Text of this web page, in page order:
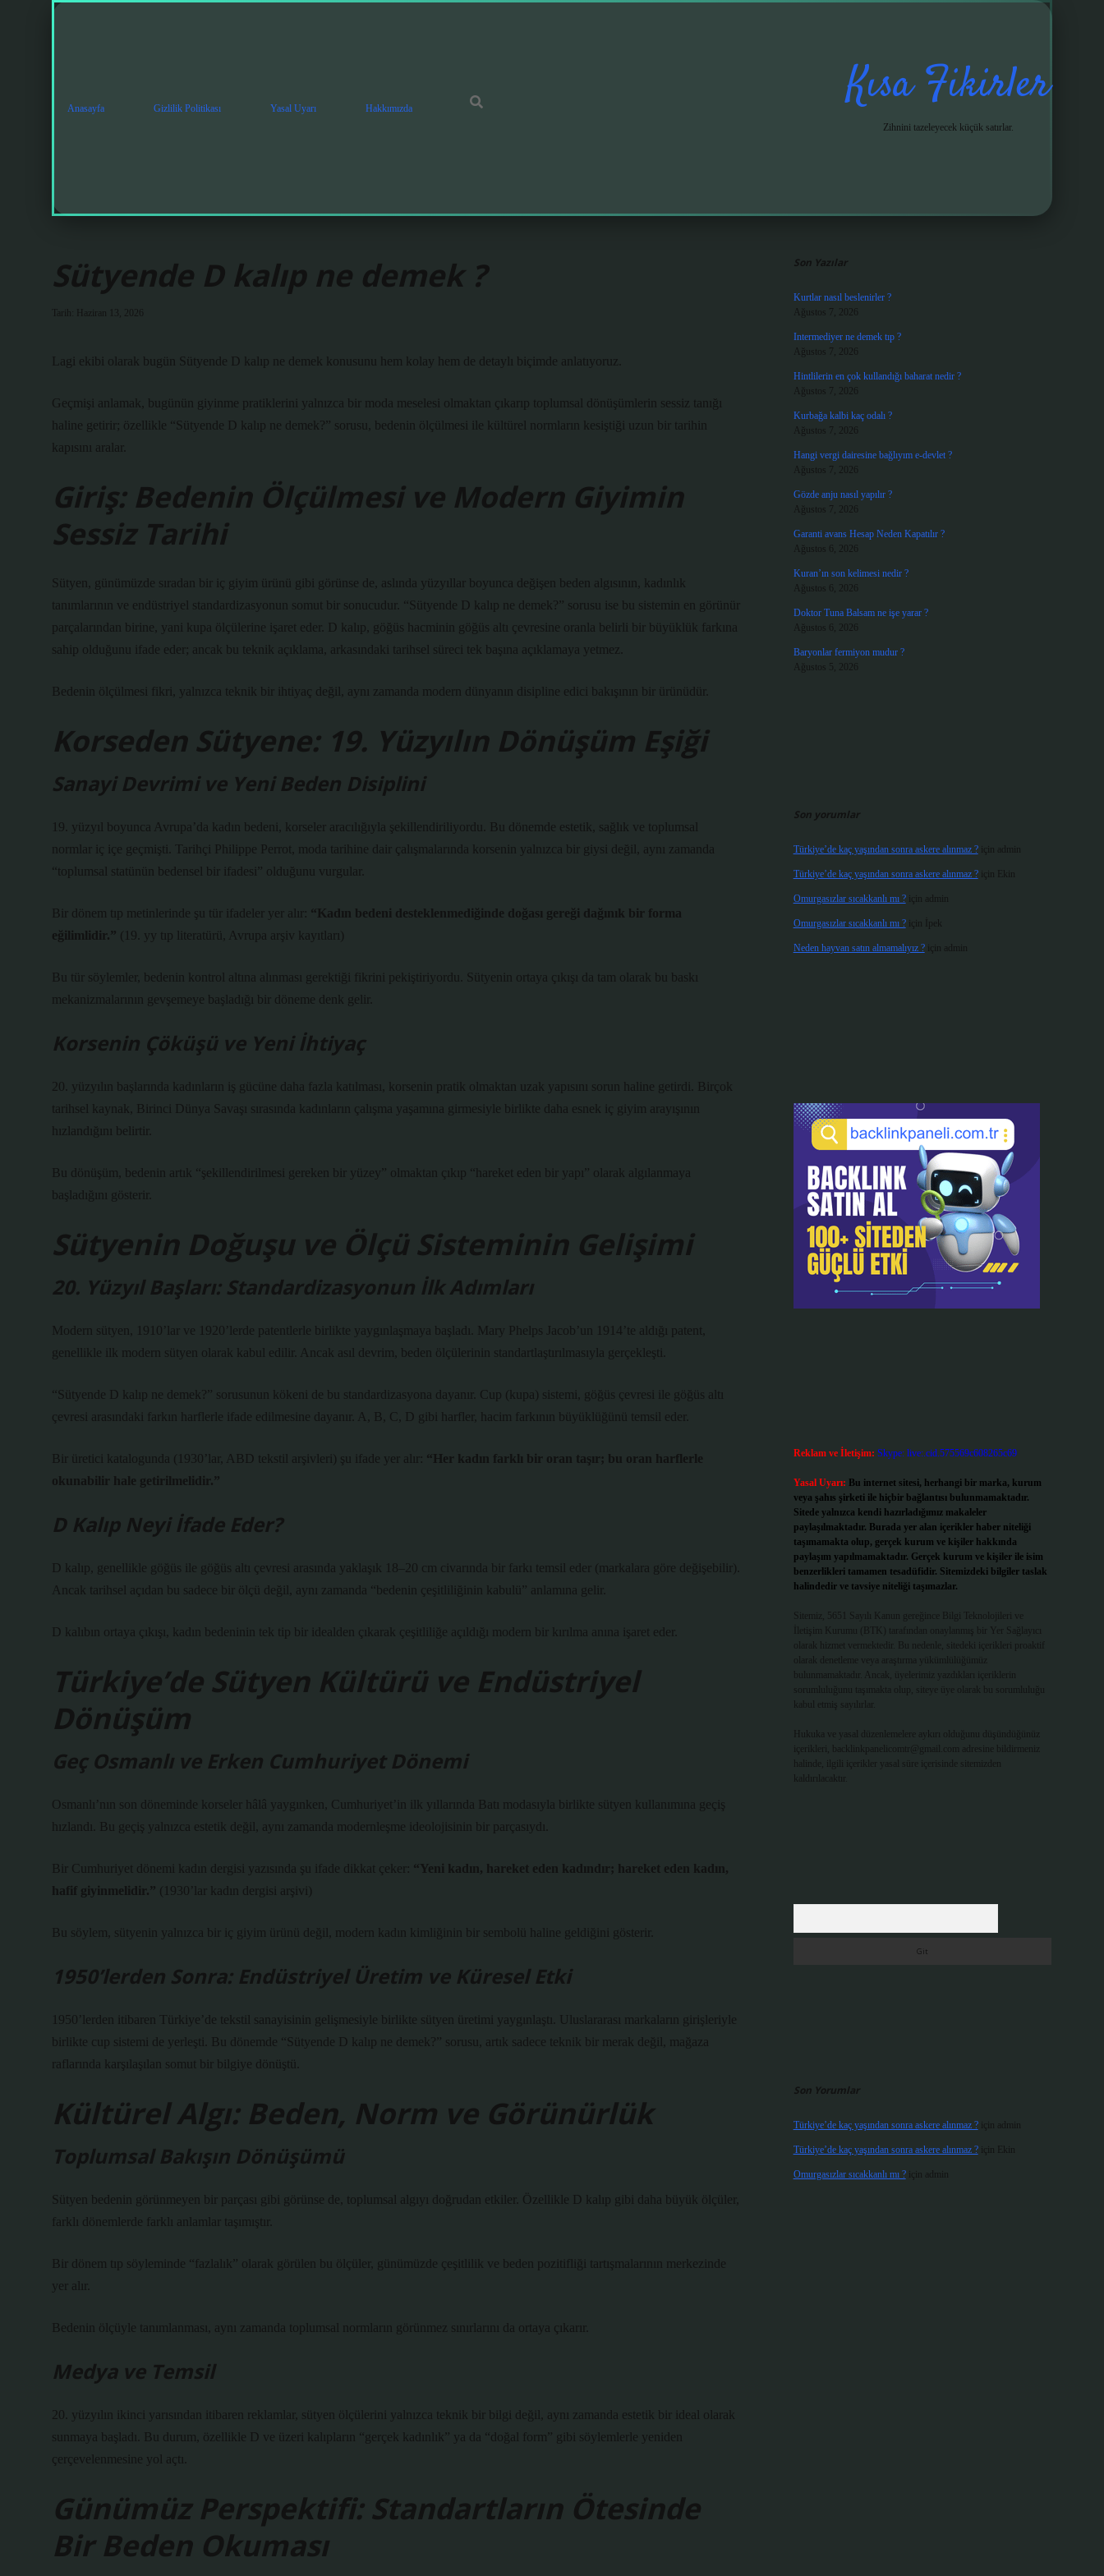
Anasayfa Gizlilik Politikası Yasal Uyarı Hakkımızda Kısa Fikirler
Zihnini tazeleyecek küçük satırlar.
Sütyende D kalıp ne demek ?
Tarih: Haziran 13, 2026
Lagi ekibi olarak bugün Sütyende D kalıp ne demek konusunu hem kolay hem de detaylı biçimde anlatıyoruz.
Geçmişi anlamak, bugünün giyinme pratiklerini yalnızca bir moda meselesi olmaktan çıkarıp toplumsal dönüşümlerin sessiz tanığı
haline getirir; özellikle “Sütyende D kalıp ne demek?” sorusu, bedenin ölçülmesi ile kültürel normların kesiştiği uzun bir tarihin
kapısını aralar.
Giriş: Bedenin Ölçülmesi ve Modern Giyimin
Sessiz Tarihi
Sütyen, günümüzde sıradan bir iç giyim ürünü gibi görünse de, aslında yüzyıllar boyunca değişen beden algısının, kadınlık
tanımlarının ve endüstriyel standardizasyonun somut bir sonucudur. “Sütyende D kalıp ne demek?” sorusu ise bu sistemin en görünür
parçalarından birine, yani kupa ölçülerine işaret eder. D kalıp, göğüs hacminin göğüs altı çevresine oranla belirli bir büyüklük farkına
sahip olduğunu ifade eder; ancak bu teknik açıklama, arkasındaki tarihsel süreci tek başına açıklamaya yetmez.
Bedenin ölçülmesi fikri, yalnızca teknik bir ihtiyaç değil, aynı zamanda modern dünyanın disipline edici bakışının bir ürünüdür.
Korseden Sütyene: 19. Yüzyılın Dönüşüm Eşiği
Sanayi Devrimi ve Yeni Beden Disiplini
19. yüzyıl boyunca Avrupa’da kadın bedeni, korseler aracılığıyla şekillendiriliyordu. Bu dönemde estetik, sağlık ve toplumsal
normlar iç içe geçmişti. Tarihçi Philippe Perrot, moda tarihine dair çalışmalarında korsenin yalnızca bir giysi değil, aynı zamanda
“toplumsal statünün bedensel bir ifadesi” olduğunu vurgular.
Bir dönem tıp metinlerinde şu tür ifadeler yer alır: “Kadın bedeni desteklenmediğinde doğası gereği dağınık bir forma
eğilimlidir.” (19. yy tıp literatürü, Avrupa arşiv kayıtları)
Bu tür söylemler, bedenin kontrol altına alınması gerektiği fikrini pekiştiriyordu. Sütyenin ortaya çıkışı da tam olarak bu baskı
mekanizmalarının gevşemeye başladığı bir döneme denk gelir.
Korsenin Çöküşü ve Yeni İhtiyaç
20. yüzyılın başlarında kadınların iş gücüne daha fazla katılması, korsenin pratik olmaktan uzak yapısını sorun haline getirdi. Birçok
tarihsel kaynak, Birinci Dünya Savaşı sırasında kadınların çalışma yaşamına girmesiyle birlikte daha esnek iç giyim arayışının
hızlandığını belirtir.
Bu dönüşüm, bedenin artık “şekillendirilmesi gereken bir yüzey” olmaktan çıkıp “hareket eden bir yapı” olarak algılanmaya
başladığını gösterir.
Sütyenin Doğuşu ve Ölçü Sisteminin Gelişimi
20. Yüzyıl Başları: Standardizasyonun İlk Adımları
Modern sütyen, 1910’lar ve 1920’lerde patentlerle birlikte yaygınlaşmaya başladı. Mary Phelps Jacob’un 1914’te aldığı patent,
genellikle ilk modern sütyen olarak kabul edilir. Ancak asıl devrim, beden ölçülerinin standartlaştırılmasıyla gerçekleşti.
“Sütyende D kalıp ne demek?” sorusunun kökeni de bu standardizasyona dayanır. Cup (kupa) sistemi, göğüs çevresi ile göğüs altı
çevresi arasındaki farkın harflerle ifade edilmesine dayanır. A, B, C, D gibi harfler, hacim farkının büyüklüğünü temsil eder.
Bir üretici katalogunda (1930’lar, ABD tekstil arşivleri) şu ifade yer alır: “Her kadın farklı bir oran taşır; bu oran harflerle
okunabilir hale getirilmelidir.”
D Kalıp Neyi İfade Eder?
D kalıp, genellikle göğüs ile göğüs altı çevresi arasında yaklaşık 18–20 cm civarında bir farkı temsil eder (markalara göre değişebilir).
Ancak tarihsel açıdan bu sadece bir ölçü değil, aynı zamanda “bedenin çeşitliliğinin kabulü” anlamına gelir.
D kalıbın ortaya çıkışı, kadın bedeninin tek tip bir idealden çıkarak çeşitliliğe açıldığı modern bir kırılma anına işaret eder.
Türkiye’de Sütyen Kültürü ve Endüstriyel
Dönüşüm
Geç Osmanlı ve Erken Cumhuriyet Dönemi
Osmanlı’nın son döneminde korseler hâlâ yaygınken, Cumhuriyet’in ilk yıllarında Batı modasıyla birlikte sütyen kullanımına geçiş
hızlandı. Bu geçiş yalnızca estetik değil, aynı zamanda modernleşme ideolojisinin bir parçasıydı.
Bir Cumhuriyet dönemi kadın dergisi yazısında şu ifade dikkat çeker: “Yeni kadın, hareket eden kadındır; hareket eden kadın,
hafif giyinmelidir.” (1930’lar kadın dergisi arşivi)
Bu söylem, sütyenin yalnızca bir iç giyim ürünü değil, modern kadın kimliğinin bir sembolü haline geldiğini gösterir.
1950’lerden Sonra: Endüstriyel Üretim ve Küresel Etki
1950’lerden itibaren Türkiye’de tekstil sanayisinin gelişmesiyle birlikte sütyen üretimi yaygınlaştı. Uluslararası markaların girişleriyle
birlikte cup sistemi de yerleşti. Bu dönemde “Sütyende D kalıp ne demek?” sorusu, artık sadece teknik bir merak değil, mağaza
raflarında karşılaşılan somut bir bilgiye dönüştü.
Kültürel Algı: Beden, Norm ve Görünürlük
Toplumsal Bakışın Dönüşümü
Sütyen bedenin görünmeyen bir parçası gibi görünse de, toplumsal algıyı doğrudan etkiler. Özellikle D kalıp gibi daha büyük ölçüler,
farklı dönemlerde farklı anlamlar taşımıştır.
Bir dönem tıp söyleminde “fazlalık” olarak görülen bu ölçüler, günümüzde çeşitlilik ve beden pozitifliği tartışmalarının merkezinde
yer alır.
Bedenin ölçüyle tanımlanması, aynı zamanda toplumsal normların görünmez sınırlarını da ortaya çıkarır.
Medya ve Temsil
20. yüzyılın ikinci yarısından itibaren reklamlar, sütyen ölçülerini yalnızca teknik bir bilgi değil, aynı zamanda estetik bir ideal olarak
sunmaya başladı. Bu durum, özellikle D ve üzeri kalıpların “gerçek kadınlık” ya da “doğal form” gibi söylemlerle yeniden
çerçevelenmesine yol açtı.
Günümüz Perspektifi: Standartların Ötesinde
Bir Beden Okuması
Son Yazılar
Kurtlar nasıl beslenirler ?
Ağustos 7, 2026
Intermediyer ne demek tıp ?
Ağustos 7, 2026
Hintlilerin en çok kullandığı baharat nedir ?
Ağustos 7, 2026
Kurbağa kalbi kaç odalı ?
Ağustos 7, 2026
Hangi vergi dairesine bağlıyım e-devlet ?
Ağustos 7, 2026
Gözde anju nasıl yapılır ?
Ağustos 7, 2026
Garanti avans Hesap Neden Kapatılır ?
Ağustos 6, 2026
Kuran’ın son kelimesi nedir ?
Ağustos 6, 2026
Doktor Tuna Balsam ne işe yarar ?
Ağustos 6, 2026
Baryonlar fermiyon mudur ?
Ağustos 5, 2026
Son yorumlar
Türkiye’de kaç yaşından sonra askere alınmaz ?için admin
Türkiye’de kaç yaşından sonra askere alınmaz ?için Ekin
Omurgasızlar sıcakkanlı mı ?için admin
Omurgasızlar sıcakkanlı mı ?için İpek
Neden hayvan satın almamalıyız ?için admin
Reklam ve İletişim: Skype: live:.cid.575569c608265c69
Yasal Uyarı: Bu internet sitesi, herhangi bir marka, kurum
veya şahıs şirketi ile hiçbir bağlantısı bulunmamaktadır.
Sitede yalnızca kendi hazırladığımız makaleler
paylaşılmaktadır. Burada yer alan içerikler haber niteliği
taşımamakta olup, gerçek kurum ve kişiler hakkında
paylaşım yapılmamaktadır. Gerçek kurum ve kişiler ile isim
benzerlikleri tamamen tesadüfidir. Sitemizdeki bilgiler taslak
halindedir ve tavsiye niteliği taşımazlar.
Sitemiz, 5651 Sayılı Kanun gereğince Bilgi Teknolojileri ve
İletişim Kurumu (BTK) tarafından onaylanmış bir Yer Sağlayıcı
olarak hizmet vermektedir. Bu nedenle, sitedeki içerikleri proaktif
olarak denetleme veya araştırma yükümlülüğümüz
bulunmamaktadır. Ancak, üyelerimiz yazdıkları içeriklerin
sorumluluğunu taşımakta olup, siteye üye olarak bu sorumluluğu
kabul etmiş sayılırlar.
Hukuka ve yasal düzenlemelere aykırı olduğunu düşündüğünüz
içerikleri,
backlinkpanelicomtr@gmail.com
adresine bildirmeniz
halinde, ilgili içerikler yasal süre içerisinde sitemizden
kaldırılacaktır.
Son Yorumlar
Türkiye’de kaç yaşından sonra askere alınmaz ?için admin
Türkiye’de kaç yaşından sonra askere alınmaz ?için Ekin
Omurgasızlar sıcakkanlı mı ?için admin